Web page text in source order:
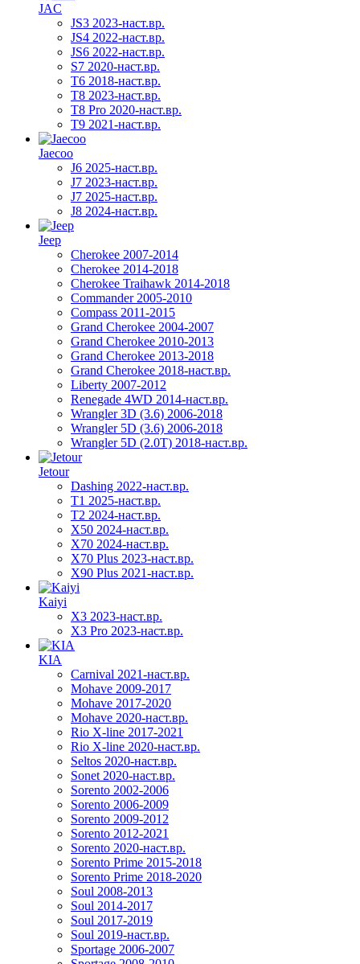
JAC
JS3 2023-наст.вр.
JS4 2022-наст.вр.
JS6 2022-наст.вр.
S7 2020-наст.вр.
T6 2018-наст.вр.
T8 2023-наст.вр.
T8 Pro 2020-наст.вр.
T9 2021-наст.вр.
Jaecoo
J6 2025-наст.вр.
J7 2023-наст.вр.
J7 2025-наст.вр.
J8 2024-наст.вр.
Jeep
Cherokee 2007-2014
Cherokee 2014-2018
Cherokee Traihawk 2014-2018
Commander 2005-2010
Compass 2011-2015
Grand Cherokee 2004-2007
Grand Cherokee 2010-2013
Grand Cherokee 2013-2018
Grand Cherokee 2018-наст.вр.
Liberty 2007-2012
Renegade 4WD 2014-наст.вр.
Wrangler 3D (3.6) 2006-2018
Wrangler 5D (3.6) 2006-2018
Wrangler 5D (2.0T) 2018-наст.вр.
Jetour
Dashing 2022-наст.вр.
T1 2025-наст.вр.
T2 2024-наст.вр.
X50 2024-наст.вр.
X70 2024-наст.вр.
X70 Plus 2023-наст.вр.
X90 Plus 2021-наст.вр.
Kaiyi
X3 2023-наст.вр.
X3 Pro 2023-наст.вр.
KIA
Carnival 2021-наст.вр.
Mohave 2009-2017
Mohave 2017-2020
Mohave 2020-наст.вр.
Rio X-line 2017-2021
Rio X-line 2020-наст.вр.
Seltos 2020-наст.вр.
Sonet 2020-наст.вр.
Sorento 2002-2006
Sorento 2006-2009
Sorento 2009-2012
Sorento 2012-2021
Sorento 2020-наст.вр.
Sorento Prime 2015-2018
Sorento Prime 2018-2020
Soul 2008-2013
Soul 2014-2017
Soul 2017-2019
Soul 2019-наст.вр.
Sportage 2006-2007